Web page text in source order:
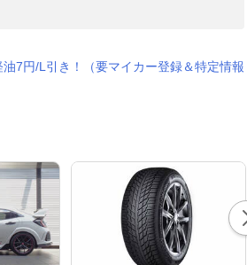
7円/L引き！（要マイカー登録＆特定情報